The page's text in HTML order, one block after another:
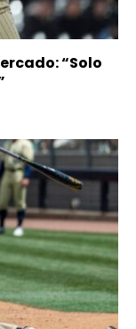
“Solo